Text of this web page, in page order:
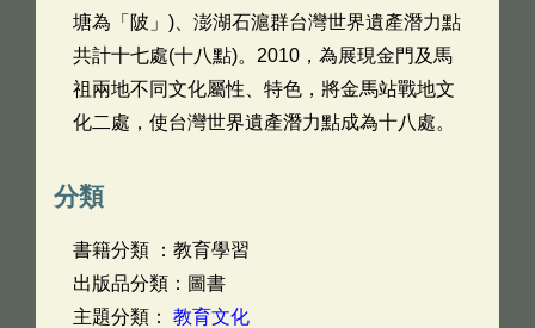
塘為「陂」)、澎湖石滬群台灣世界遺產潛力點
共計十七處(十八點)。2010，為展現金門及馬
祖兩地不同文化屬性、特色，將金馬站戰地文
化二處，使台灣世界遺產潛力點成為十八處。
分類
書籍分類 ：教育學習
出版品分類：圖書
主題分類： 教育文化